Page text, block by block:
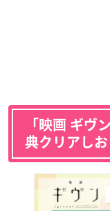
「映画 ギヴ
典クリアしお